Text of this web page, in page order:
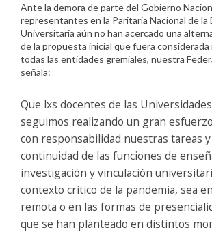
Ante la demora de parte del Gobierno
representantes en la Paritaria Nacional de la
Universitaria aún no han acercado una
de la propuesta inicial que fuera
todas las entidades gremiales, nuestra
señala:
Que lxs docentes de las
seguimos realizando un gran
con responsabilidad nuestras tareas
continuidad de las funciones de
investigación y vinculación
contexto crítico de la pandemia, sea
remota o en las formas de
que se han planteado en distintos